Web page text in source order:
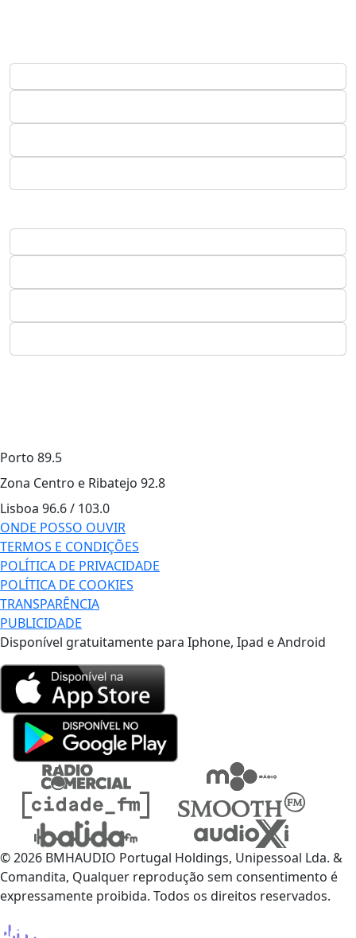
Porto 89.5
Zona Centro e Ribatejo 92.8
Lisboa 96.6 / 103.0
ONDE POSSO OUVIR
TERMOS E CONDIÇÕES
POLÍTICA DE PRIVACIDADE
POLÍTICA DE COOKIES
TRANSPARÊNCIA
PUBLICIDADE
Disponível gratuitamente para Iphone, Ipad e Android
© 2026 BMHAUDIO Portugal Holdings, Unipessoal Lda. &
Comandita, Qualquer reprodução sem consentimento é
expressamente proibida. Todos os direitos reservados.